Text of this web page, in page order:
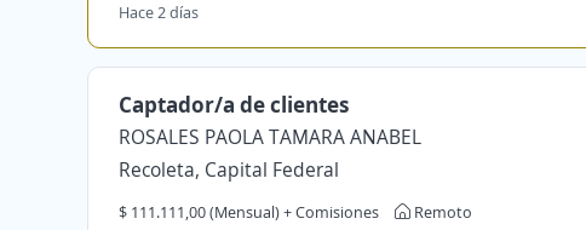
Hace 2 días
Captador/a de clientes
ROSALES PAOLA TAMARA ANABEL
Recoleta, Capital Federal
$ 111.111,00 (Mensual) + Comisiones Remoto